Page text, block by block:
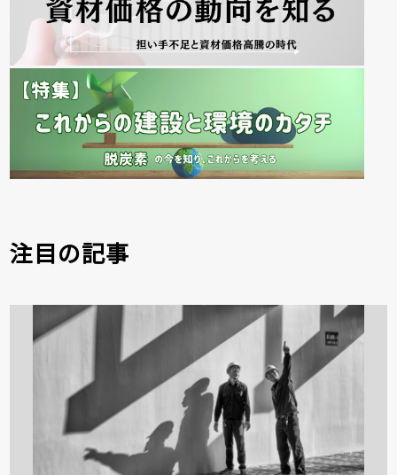
注目の記事